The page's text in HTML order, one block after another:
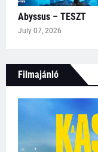
Abyssus – TESZT
July 07, 2026
Filmajánló